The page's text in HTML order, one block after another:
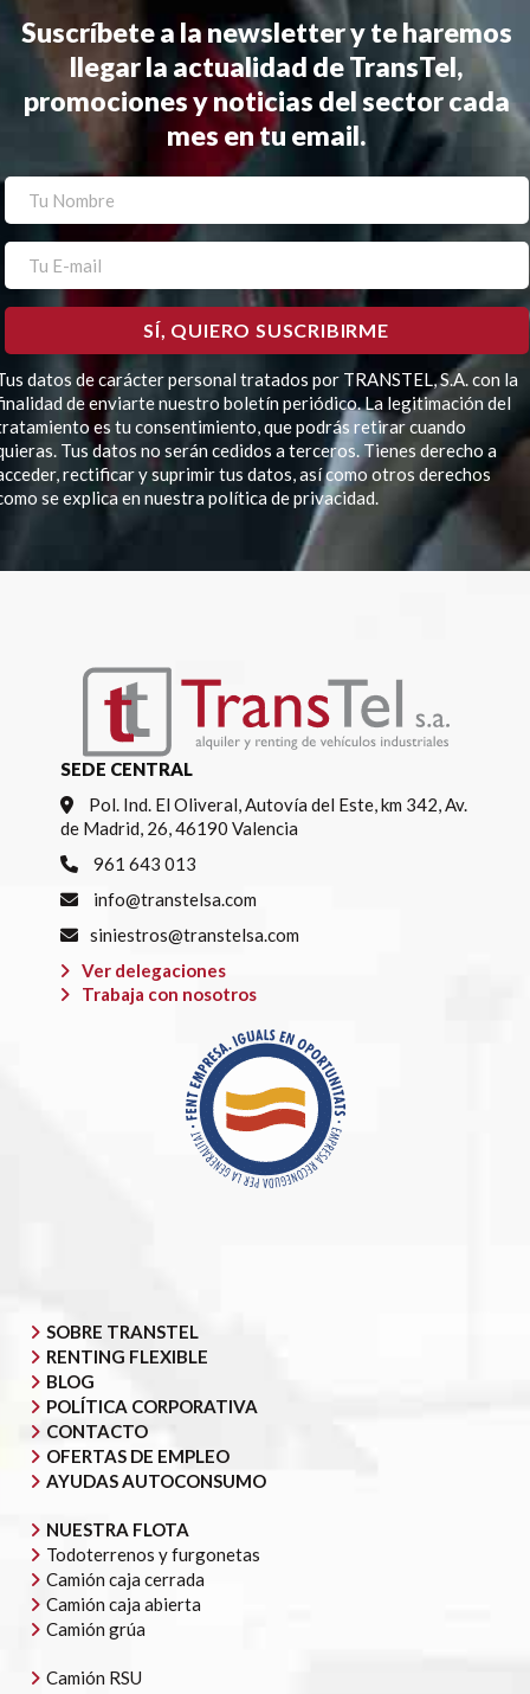
Suscríbete a la newsletter y te haremos
llegar la actualidad de TransTel,
promociones y noticias del sector cada
mes en tu email.
datos de carácter personal tratados por TRANSTEL, S.A. con la
de enviarte nuestro boletín periódico. La legitimación del
es tu consentimiento, que podrás retirar cuando
Tus datos no serán cedidos a terceros. Tienes derecho a
rectificar y suprimir tus datos, así como otros derechos
se explica en nuestra política de privacidad.
SEDE CENTRAL
Pol. Ind. El Oliveral, Autovía del Este, km 342, Av.
de Madrid, 26, 46190 Valencia
961 643 013
info@transtelsa.com
siniestros@transtelsa.com
Ver delegaciones
Trabaja con nosotros
SOBRE TRANSTEL
RENTING FLEXIBLE
BLOG
POLÍTICA CORPORATIVA
CONTACTO
OFERTAS DE EMPLEO
AYUDAS AUTOCONSUMO
NUESTRA FLOTA
Todoterrenos y furgonetas
Camión caja cerrada
Camión caja abierta
Camión grúa
Camión RSU